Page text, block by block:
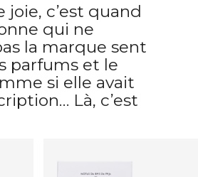
joie, c’est quand
qui ne
la marque sent
parfums et le
si elle avait
Là, c’est